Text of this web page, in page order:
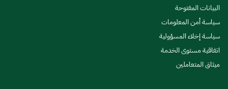
البيانات المفتوحة
سياسة أمن المعلومات
سياسة إخلاء المسؤولية
اتفاقية مستوى الخدمة
ميثاق المتعاملين